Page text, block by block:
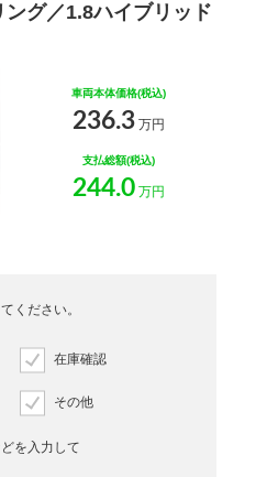
ング／1.8ハイブリッド
車両本体価格(税込)
236.3万円
支払総額(税込)
244.0万円
ください。
在庫確認
その他
を入力して